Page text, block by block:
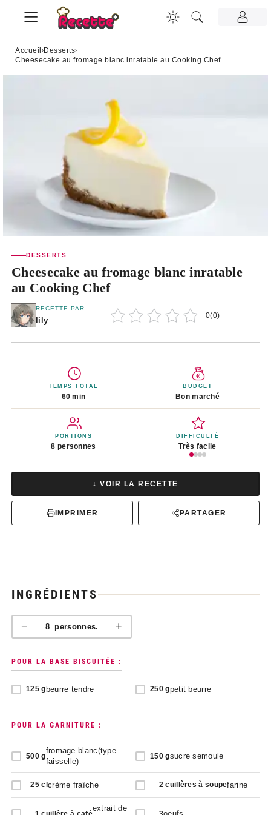
Accueil ›Desserts›
Cheesecake au fromage blanc inratable au Cooking Chef
DESSERTS
Cheesecake au fromage blanc inratable
au Cooking Chef
RECETTE PAR
lily
0(0)
TEMPS TOTAL
60 min
BUDGET
Bon marché
PORTIONS
8 personnes
DIFFICULTÉ
Très facile
↓ VOIR LA RECETTE
IMPRIMER PARTAGER
INGRÉDIENTS
− 8personnes. +
POUR LA BASE BISCUITÉE :
125 gbeurre tendre 250 gpetit beurre
POUR LA GARNITURE :
500 g
fromage blanc(type
faisselle)
150 gsucre semoule
25 cl crème fraîche 2 cuillères à soupefarine
extrait de